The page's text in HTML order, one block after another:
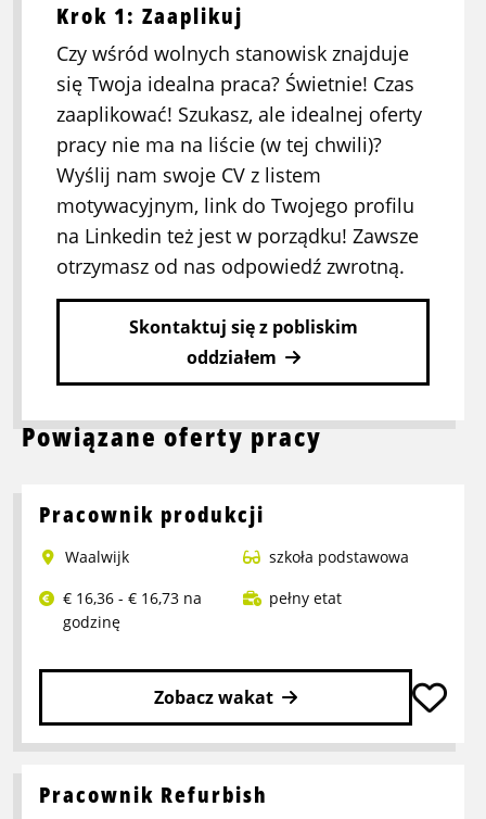
Krok 1: Zaaplikuj
Czy wśród wolnych stanowisk znajduje
się Twoja idealna praca? Świetnie! Czas
zaaplikować! Szukasz, ale idealnej oferty
pracy nie ma na liście (w tej chwili)?
Wyślij nam swoje CV z listem
motywacyjnym, link do Twojego profilu
na Linkedin też jest w porządku! Zawsze
otrzymasz od nas odpowiedź zwrotną.
Skontaktuj się z pobliskim
oddziałem
Powiązane oferty pracy
Pracownik produkcji
Waalwijk
szkoła podstawowa
€ 16,36 - € 16,73 na
godzinę
pełny etat
Zobacz wakat
Przeczytaj
o
Pracownik Refurbish